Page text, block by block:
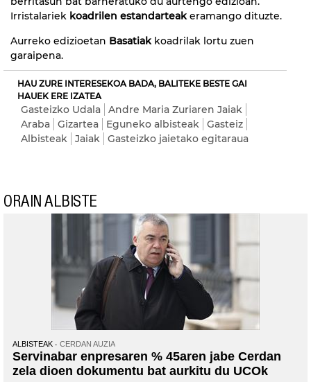
Irristalariek koadrilen estandarteakeramango dituzte.
Aurreko edizioetan Basatiakkoadrilak lortu zuen
garaipena.
HAU ZURE INTERESEKOA BADA, BALITEKE BESTE GAI
HAUEK ERE IZATEA
Gasteizko Udala
Andre Maria Zuriaren Jaiak
Araba
Gizartea Eguneko albisteak
Gasteiz
Albisteak
Jaiak Gasteizko jaietako egitaraua
ORAIN ALBISTE
ALBISTEAK CERDAN AUZIA
Servinabar enpresaren % 45aren jabe Cerdan
zela dioen dokumentu bat aurkitu du UCOk